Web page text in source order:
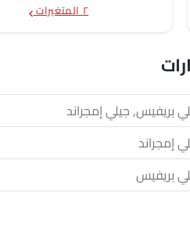
٢ المتغيرات
بريفيس, جيلي إمجراند
إمجراند
بريفيس